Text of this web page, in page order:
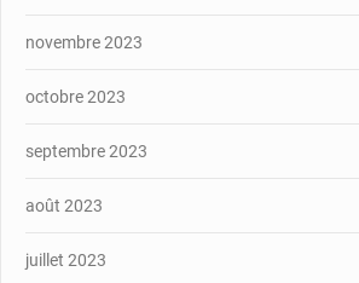
novembre 2023
octobre 2023
septembre 2023
août 2023
juillet 2023